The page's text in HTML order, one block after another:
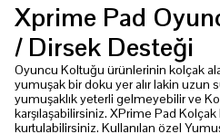
Xprime Pad
/ Dirsek Desteği
Oyuncu Koltuğu ürünlerinin kolçak
yumuşak bir doku yer alır lakin uzun
yumuşaklık yeterli gelmeyebilir ve
karşılaşabilirsiniz. XPrime Pad
kurtulabilirsiniz. Kullanılan özel